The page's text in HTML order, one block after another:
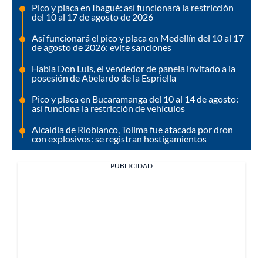
Pico y placa en Ibagué: así funcionará la restricción
del 10 al 17 de agosto de 2026
Así funcionará el pico y placa en Medellín del 10 al 17
de agosto de 2026: evite sanciones
Habla Don Luis, el vendedor de panela invitado a la
posesión de Abelardo de la Espriella
Pico y placa en Bucaramanga del 10 al 14 de agosto:
así funciona la restricción de vehículos
Alcaldía de Rioblanco, Tolima fue atacada por dron
con explosivos: se registran hostigamientos
PUBLICIDAD